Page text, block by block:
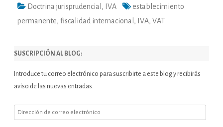
Doctrina jurisprudencial , IVA
establecimiento
permanente, fiscalidad internacional , IVA, VAT
SUSCRIPCIÓN AL BLOG:
Introduce tu correo electrónico para suscribirte a este blog y recibirás
aviso de las nuevas entradas.
Dirección